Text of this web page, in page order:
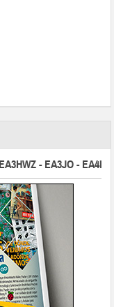
- EA3JO - EA4ISL -